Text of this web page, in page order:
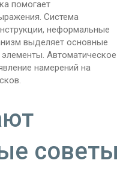
помогает
Система
неформальные
выделяет основные
Автоматическое
намерений на
советы